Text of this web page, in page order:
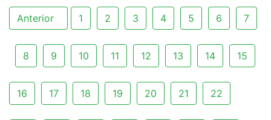
Anterior 1 2 3 4 5 6 7
8 9 10 11 12 13 14 15
16 17 18 19 20 21 22